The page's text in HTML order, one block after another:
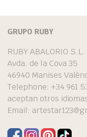
GRUPO RUBY
RUBY ABALORIO S.L.
Avda. de la Cova 35
46940 Manises
Telephone: +34 961
aceptan otros
Email: